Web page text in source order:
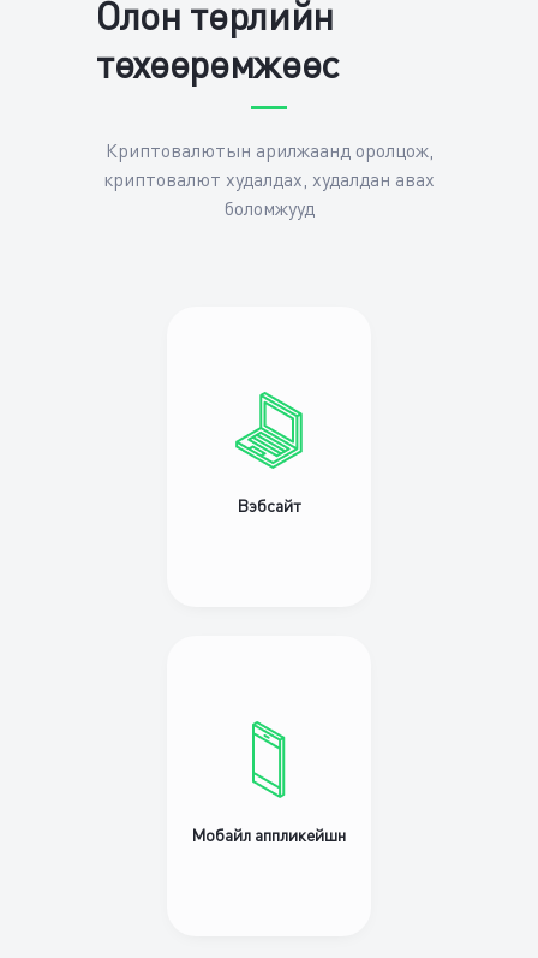
Олон төрлийн
төхөөрөмжөөс
Криптовалютын арилжаанд оролцож,
криптовалют худалдах, худалдан авах
боломжууд
Вэбсайт
Мобайл аппликейшн